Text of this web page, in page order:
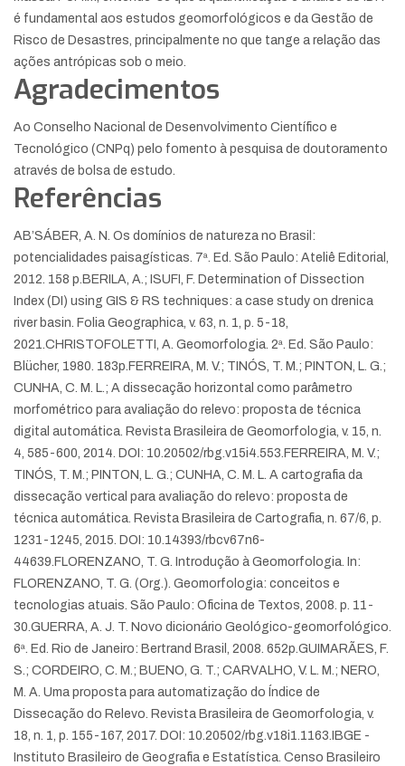
é fundamental aos estudos geomorfológicos e da Gestão de
Risco de Desastres, principalmente no que tange a relação das
ações antrópicas sob o meio.
Agradecimentos
Ao Conselho Nacional de Desenvolvimento Científico e
Tecnológico (CNPq) pelo fomento à pesquisa de doutoramento
através de bolsa de estudo.
Referências
AB’SÁBER, A. N. Os domínios de natureza no Brasil:
potencialidades paisagísticas. 7ª. Ed. São Paulo: Ateliê Editorial,
2012. 158 p. BERILA, A.; ISUFI, F. Determination of Dissection
Index (DI) using GIS & RS techniques: a case study on drenica
river basin. Folia Geographica, v. 63, n. 1, p. 5-18,
2021.CHRISTOFOLETTI, A. Geomorfologia. 2ª. Ed. São Paulo:
Blücher, 1980. 183p. FERREIRA, M. V.; TINÓS, T. M.; PINTON, L. G.;
CUNHA, C. M. L.; A dissecação horizontal como parâmetro
morfométrico para avaliação do relevo: proposta de técnica
digital automática. Revista Brasileira de Geomorfologia, v. 15, n.
4, 585-600, 2014. DOI: 10.20502/rbg.v15i4.553. FERREIRA, M. V.;
TINÓS, T. M.; PINTON, L. G.; CUNHA, C. M. L. A cartografia da
dissecação vertical para avaliação do relevo: proposta de
técnica automática. Revista Brasileira de Cartografia, n. 67/6, p.
1231-1245, 2015. DOI: 10.14393/rbcv67n6-
44639. FLORENZANO, T. G. Introdução à Geomorfologia. In:
FLORENZANO, T. G. (Org.). Geomorfologia: conceitos e
tecnologias atuais. São Paulo: Oficina de Textos, 2008. p. 11-
30.GUERRA, A. J. T. Novo dicionário Geológico-geomorfológico.
6ª. Ed. Rio de Janeiro: Bertrand Brasil, 2008. 652p.GUIMARÃES, F.
S.; CORDEIRO, C. M.; BUENO, G. T.; CARVALHO, V. L. M.; NERO,
M. A. Uma proposta para automatização do Índice de
Dissecação do Relevo. Revista Brasileira de Geomorfologia, v.
18, n. 1, p. 155-167, 2017. DOI: 10.20502/rbg.v18i1.1163. IBGE -
Instituto Brasileiro de Geografia e Estatística. Censo Brasileiro